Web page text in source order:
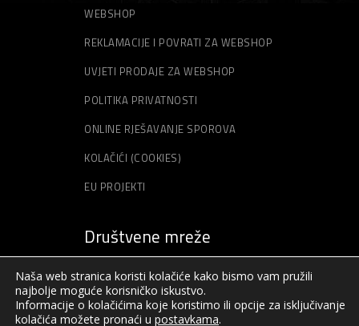
WEBSHOP
REKLAMACIJE I POVRATI ZA WEBSHOP
UVJETI PRODAJE ZA WEBSHOP
POLITIKA PRIVATNOSTI
ONLINE RJEŠAVANJE SPOROVA
KOLAČIĆI (COOKIES)
EU PROJEKTI
Društvene mreže
Naša web stranica koristi kolačiće kako bismo vam pružili
najbolje moguće korisničko iskustvo.
Informacije o kolačićima koje koristimo ili opcije za isključivanje
kolačića možete pronaći u postavkama.